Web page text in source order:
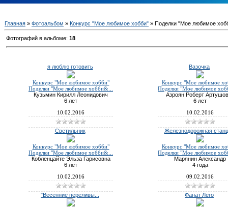
Главная » Фотоальбом » Конкурс "Мое любимое хобби" » Поделки "Мое любимое
Фотографий в альбоме: 18
я люблю готовить
Конкурс "Мое любимое хобби"
Поделки "Мое любимое хобби&...
Кузьмин Кирилл Леонидович
6 лет
10.02.2016
Вазочка
Конкурс "Мое любимое
Поделки "Мое любимое
Азроян Роберт
6 лет
10.02.2016
Светильник
Конкурс "Мое любимое хобби"
Поделки "Мое любимое хобби&...
Кобленцайте Эльза Гарисовна
6 лет
10.02.2016
Железнодорожная
Конкурс "Мое любимое
Поделки "Мое любимое
Марянин Александр
4 года
09.02.2016
"Весенние переливы... Фанат Лего